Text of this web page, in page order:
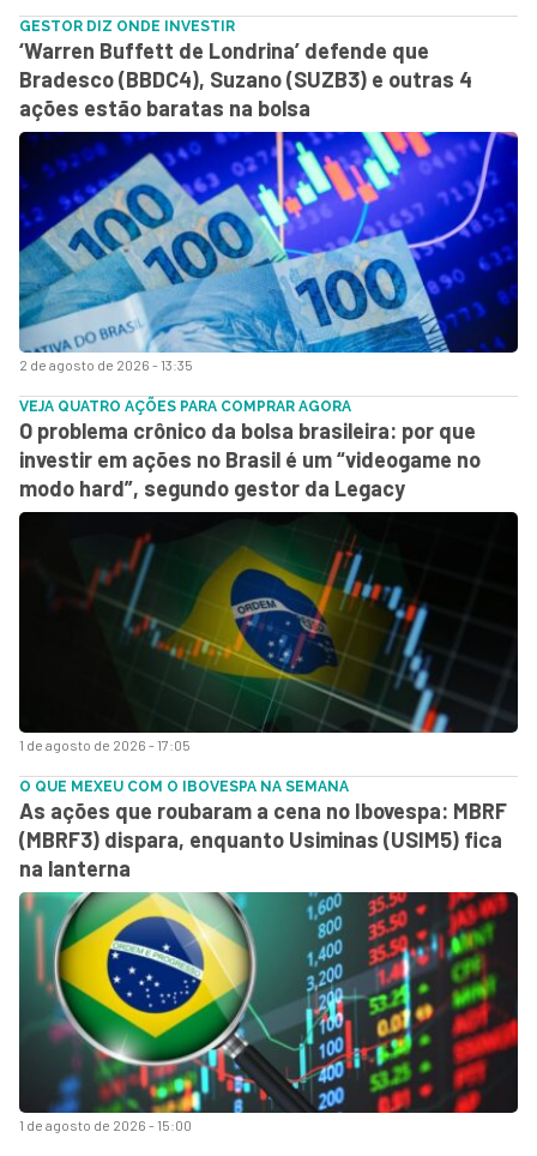
2 de agosto de 2026 - 13:35
GESTOR DIZ ONDE INVESTIR
‘Warren Buffett de Londrina’ defende que
Bradesco (BBDC4), Suzano (SUZB3) e outras 4
ações estão baratas na bolsa
1 de agosto de 2026 - 17:05
VEJA QUATRO AÇÕES PARA COMPRAR AGORA
O problema crônico da bolsa brasileira: por que
investir em ações no Brasil é um “videogame no
modo hard”, segundo gestor da Legacy
1 de agosto de 2026 - 15:00
O QUE MEXEU COM O IBOVESPA NA SEMANA
As ações que roubaram a cena no Ibovespa: MBRF
(MBRF3) dispara, enquanto Usiminas (USIM5) fica
na lanterna